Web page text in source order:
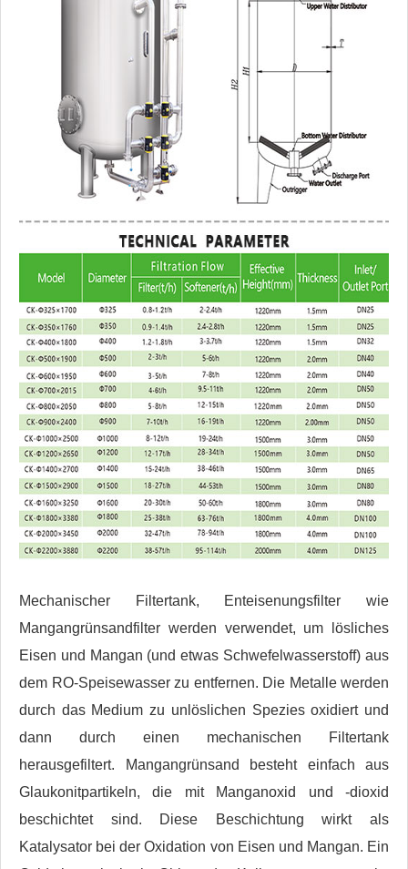
Mechanischer Filtertank, Enteisenungsfilter wie
Mangangrünsandfilter werden verwendet, um lösliches
Eisen und Mangan (und etwas Schwefelwasserstoff) aus
dem RO-Speisewasser zu entfernen. Die Metalle werden
durch das Medium zu unlöslichen Spezies oxidiert und
dann durch einen mechanischen Filtertank
herausgefiltert. Mangangrünsand besteht einfach aus
Glaukonitpartikeln, die mit Manganoxid und -dioxid
beschichtet sind. Diese Beschichtung wirkt als
Katalysator bei der Oxidation von Eisen und Mangan. Ein